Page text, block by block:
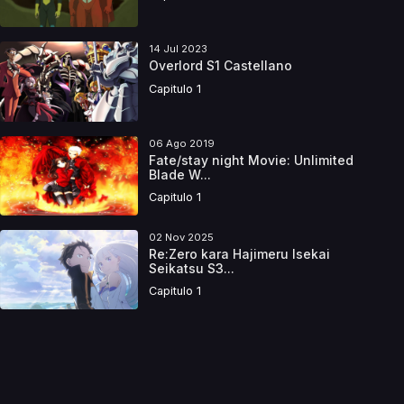
14 Jul 2023
Overlord S1 Castellano
Capitulo 1
06 Ago 2019
Fate/stay night Movie: Unlimited
Blade W...
Capitulo 1
02 Nov 2025
Re:Zero kara Hajimeru Isekai
Seikatsu S3...
Capitulo 1